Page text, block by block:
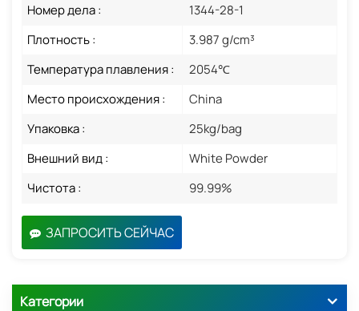
Номер дела :
1344-28-1
Плотность :
3.987 g/cm³
Температура плавления :
2054℃
Место происхождения :
China
Упаковка :
25kg/bag
Внешний вид :
White Powder
Чистота :
99.99%
ЗАПРОСИТЬ СЕЙЧАС
Категории